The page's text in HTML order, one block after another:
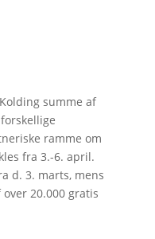
summe af
ramme om
fra 3.-6. april.
d. 3. marts, mens
20.000 gratis